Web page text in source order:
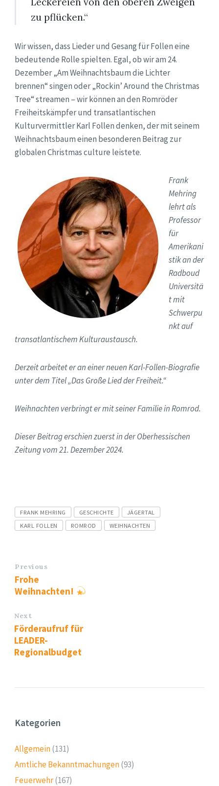
zu pflücken.“
Wir wissen, dass Lieder und Gesang für Follen eine
bedeutende Rolle spielten. Egal, ob wir am 24.
Dezember „Am Weihnachtsbaum die Lichter
brennen“ singen oder „Rockin’ Around the Christmas
Tree“ streamen – wir können an den Romröder
Freiheitskämpfer und transatlantischen
Kulturvermittler Karl Follen denken, der mit seinem
Weihnachtsbaum einen besonderen Beitrag zur
globalen Christmas culture leistete.
Frank
Mehring
lehrt als
Professor
für
Amerikani
stik an der
Radboud
Universitä
t mit
Schwerpu
nkt auf
transatlantischem Kulturaustausch.
Derzeit arbeitet er an einer neuen Karl-Follen-Biografie
unter dem Titel „Das Große Lied der Freiheit.“
Weihnachten verbringt er mit seiner Familie in Romrod.
Dieser Beitrag erschien zuerst in der Oberhessischen
Zeitung vom 21. Dezember 2024.
Tags
FRANK MEHRING GESCHICHTE
JÄGERTAL
KARL FOLLEN
ROMROD WEIHNACHTEN
Previous
Frohe
Weihnachten!
Next
Förderaufruf für
LEADER-
Regionalbudget
Kategorien
Allgemein(131)
Amtliche Bekanntmachungen(93)
Feuerwehr(167)